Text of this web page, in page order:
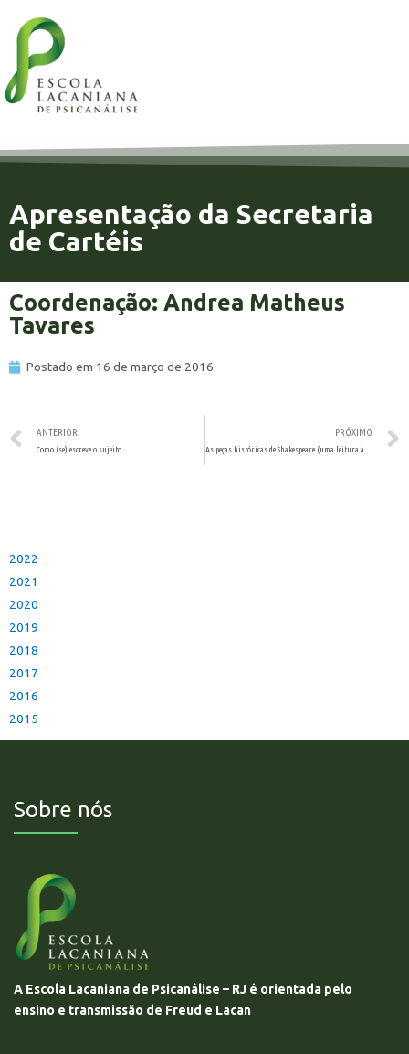
Apresentação da Secretaria
de Cartéis
Coordenação: Andrea Matheus
Tavares
Postado em 16 de março de 2016
ANTERIOR
Como (se) escreve o sujeito
PRÓXIMO
2022
2021
2020
2019
2018
2017
2016
2015
Sobre nós
A Escola Lacaniana de Psicanálise – RJ é orientada pelo
ensino e transmissão de Freud e Lacan